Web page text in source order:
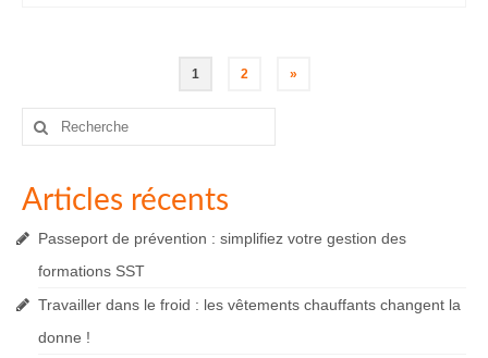
des
1 2 »
Rechercher
Articles récents
Passeport de prévention : simplifiez votre gestion des
formations SST
Travailler dans le froid : les vêtements chauffants changent la
donne !